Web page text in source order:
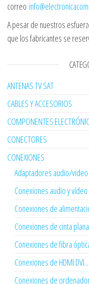
correo
A pesar de nuestros
que los fabricantes se
ANTENAS TV SAT
CABLES Y ACCESORIOS
COMPONENTES
CONECTORES
CONEXIONES
Adaptadores audio/
Conexiones audio y vídeo
Conexiones de
Conexiones de cinta plana
Conexiones de fibra
Conexiones de HDMI DVI...
Conexiones de